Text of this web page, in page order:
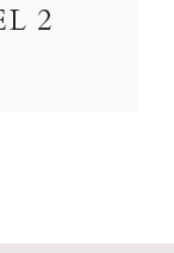
2